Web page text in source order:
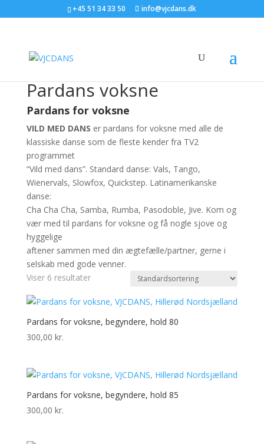
+45 51 34 33 50 info@vjcdans.dk
Pardans voksne
Pardans for voksne
VILD MED DANS er pardans for voksne med alle de
klassiske danse som de fleste kender fra TV2
programmet
“Vild med dans”. Standard danse: Vals, Tango,
Wienervals, Slowfox, Quickstep. Latinamerikanske
danse:
Cha Cha Cha, Samba, Rumba, Pasodoble, Jive. Kom og
vær med til pardans for voksne og få nogle sjove og
hyggelige
aftener sammen med din ægtefælle/partner, gerne i
selskab med gode venner.
Viser 6 resultater
Pardans for voksne, begyndere, hold 80
300,00 kr.
Pardans for voksne, begyndere, hold 85
300,00 kr.